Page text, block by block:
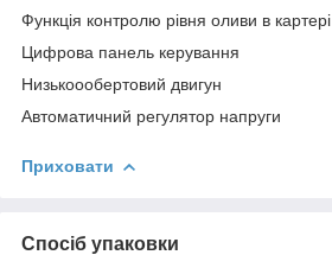
Функція контролю рівня оливи в картері
Цифрова панель керування
Низькоообертовий двигун
Автоматичний регулятор напруги
Приховати
Спосіб упаковки